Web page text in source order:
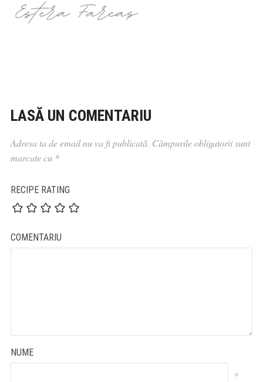
LASĂ UN COMENTARIU
Adresa ta de email nu va fi publicată. Câmpurile obligatorii sunt
marcate cu *
RECIPE RATING
COMENTARIU
NUME
*